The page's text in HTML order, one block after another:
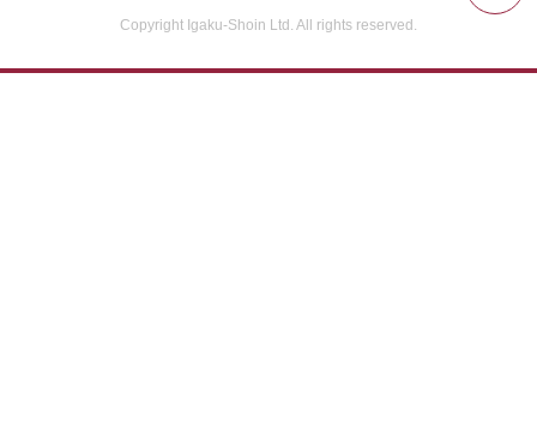
Copyright Igaku-Shoin Ltd. All rights reserved.